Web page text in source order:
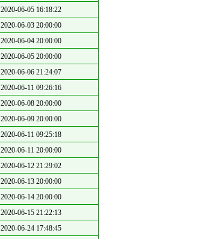
2020-06-05 16:18:22
2020-06-03 20:00:00
2020-06-04 20:00:00
2020-06-05 20:00:00
2020-06-06 21:24:07
2020-06-11 09:26:16
2020-06-08 20:00:00
2020-06-09 20:00:00
2020-06-11 09:25:18
2020-06-11 20:00:00
2020-06-12 21:29:02
2020-06-13 20:00:00
2020-06-14 20:00:00
2020-06-15 21:22:13
2020-06-24 17:48:45